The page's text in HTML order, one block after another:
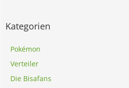
Kategorien
Pokémon
Verteiler
Die Bisafans